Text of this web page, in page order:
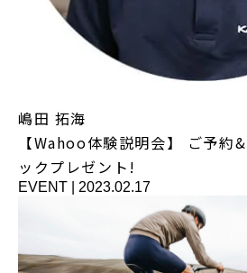
嶋田 拓海
【Wahoo体験説明会】 ご予約
ックプレゼント!
EVENT 2023.02.17